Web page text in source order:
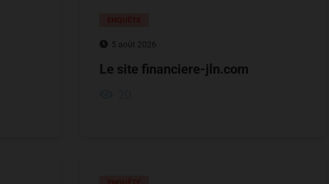
5 août 2026
Le site financiere-jln.com